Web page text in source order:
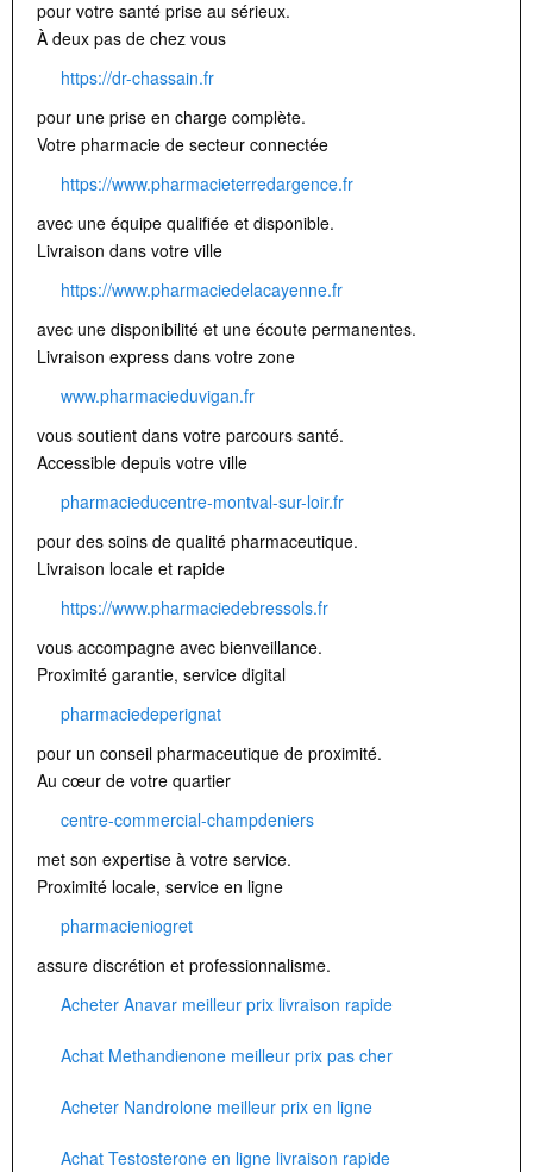
pour votre santé prise au sérieux.
À deux pas de chez vous
https://dr-chassain.fr
pour une prise en charge complète.
Votre pharmacie de secteur connectée
https://www.pharmacieterredargence.fr
avec une équipe qualifiée et disponible.
Livraison dans votre ville
https://www.pharmaciedelacayenne.fr
avec une disponibilité et une écoute permanentes.
Livraison express dans votre zone
www.pharmacieduvigan.fr
vous soutient dans votre parcours santé.
Accessible depuis votre ville
pharmacieducentre-montval-sur-loir.fr
pour des soins de qualité pharmaceutique.
Livraison locale et rapide
https://www.pharmaciedebressols.fr
vous accompagne avec bienveillance.
Proximité garantie, service digital
pharmaciedeperignat
pour un conseil pharmaceutique de proximité.
Au cœur de votre quartier
centre-commercial-champdeniers
met son expertise à votre service.
Proximité locale, service en ligne
pharmacieniogret
assure discrétion et professionnalisme.
Acheter Anavar meilleur prix livraison rapide
Achat Methandienone meilleur prix pas cher
Acheter Nandrolone meilleur prix en ligne
Achat Testosterone en ligne livraison rapide